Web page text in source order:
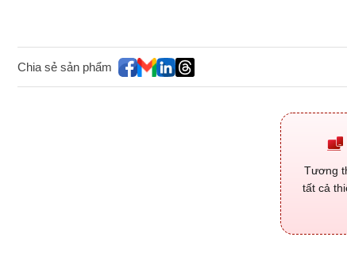
Chia sẻ sản phẩm
Tương
tất cả